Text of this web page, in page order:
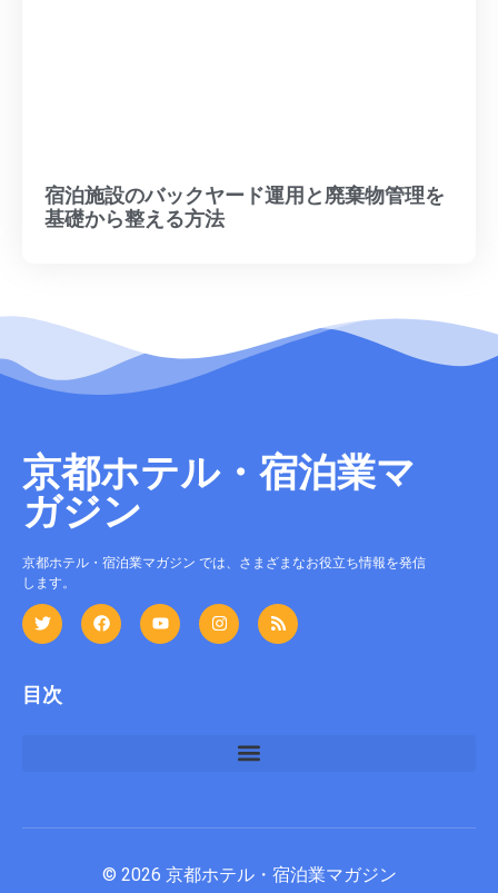
宿泊施設のバックヤード運用と廃棄物管理を
基礎から整える方法
京都ホテル・宿泊業マ
ガジン
京都ホテル・宿泊業マガジン では、さまざまなお役立ち情報を発信
します。
目次
© 2026 京都ホテル・宿泊業マガジン